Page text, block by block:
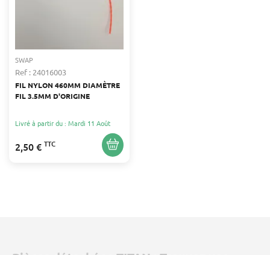
SWAP
Ref : 24016003
FIL NYLON 460MM DIAMÈTRE
FIL 3.5MM D'ORIGINE
Livré à partir du : Mardi 11 Août
2,50 € TTC